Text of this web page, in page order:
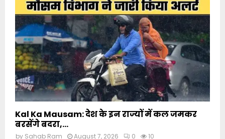
Kal Ka Mausam: देश के इन राज्यों में कल जमकर
बरसेंगे बदरा,...
by Sahab Ram August 7, 2026 0 10